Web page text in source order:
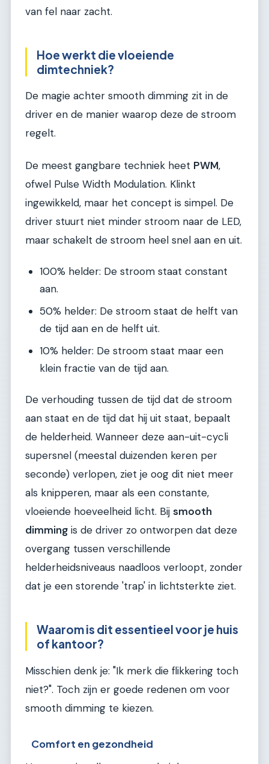
van fel naar zacht.
Hoe werkt die vloeiende
dimtechniek?
De magie achter smooth dimming zit in de
driver en de manier waarop deze de stroom
regelt.
De meest gangbare techniek heet PWM,
ofwel Pulse Width Modulation. Klinkt
ingewikkeld, maar het concept is simpel. De
driver stuurt niet minder stroom naar de LED,
maar schakelt de stroom heel snel aan en uit.
100% helder: De stroom staat constant
aan.
50% helder: De stroom staat de helft van
de tijd aan en de helft uit.
10% helder: De stroom staat maar een
klein fractie van de tijd aan.
De verhouding tussen de tijd dat de stroom
aan staat en de tijd dat hij uit staat, bepaalt
de helderheid. Wanneer deze aan-uit-cycli
supersnel (meestal duizenden keren per
seconde) verlopen, ziet je oog dit niet meer
als knipperen, maar als een constante,
vloeiende hoeveelheid licht. Bij smooth
dimming is de driver zo ontworpen dat deze
overgang tussen verschillende
helderheidsniveaus naadloos verloopt, zonder
dat je een storende 'trap' in lichtsterkte ziet.
Waarom is dit essentieel voor je huis
of kantoor?
Misschien denk je: "Ik merk die flikkering toch
niet?". Toch zijn er goede redenen om voor
smooth dimming te kiezen.
Comfort en gezondheid